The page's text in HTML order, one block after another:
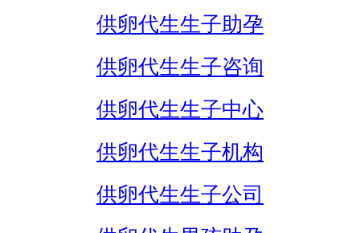
供卵代生生子助孕
供卵代生生子咨询
供卵代生生子中心
供卵代生生子机构
供卵代生生子公司